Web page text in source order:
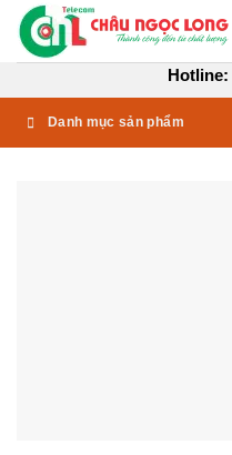
Bỏ
qua
Hotline:
Danh mục sản phẩm